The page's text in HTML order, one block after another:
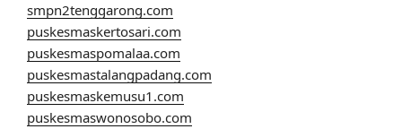
smpn2tenggarong.com
puskesmaskertosari.com
puskesmaspomalaa.com
puskesmastalangpadang.com
puskesmaskemusu1.com
puskesmaswonosobo.com